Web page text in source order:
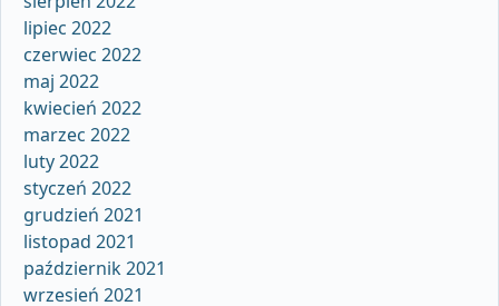
lipiec 2022
czerwiec 2022
maj 2022
kwiecień 2022
marzec 2022
luty 2022
styczeń 2022
grudzień 2021
listopad 2021
październik 2021
wrzesień 2021